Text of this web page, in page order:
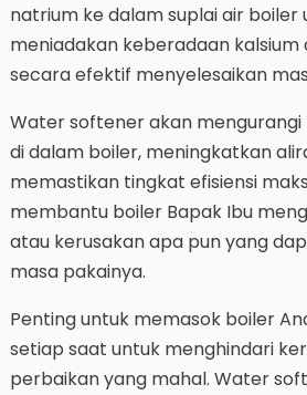
natrium ke dalam suplai air boiler
meniadakan keberadaan kalsium
secara efektif menyelesaikan
Water softener akan mengurangi
di dalam boiler, meningkatkan
memastikan tingkat efisiensi
membantu boiler Bapak Ibu
atau kerusakan apa pun yang
masa pakainya.
Penting untuk memasok boiler
setiap saat untuk menghindari
perbaikan yang mahal. Water